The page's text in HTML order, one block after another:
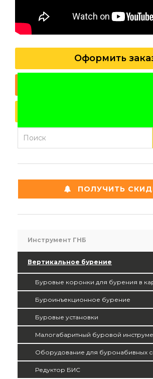
Оформить
ПОЛУЧИТЬ
Инструмент ГНБ
Вертикальное бурение
Буровые коронки для бурения в
Буроинъекционное бурение
Буровые установки
Малогабаритный буровой
Оборудование для буронабивных
Редуктор БИС